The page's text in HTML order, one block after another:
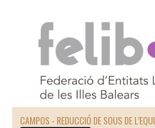
CAMPOS - REDUCCIÓ DE SOUS DE